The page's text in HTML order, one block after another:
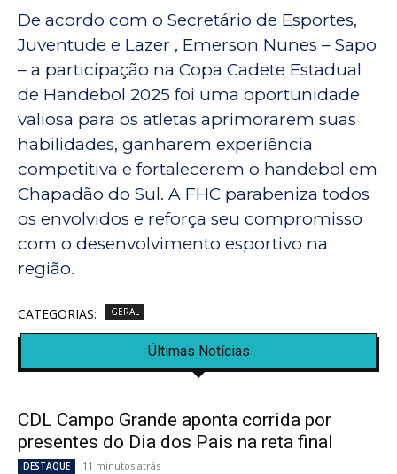
De acordo com o Secretário de Esportes,
Juventude e Lazer , Emerson Nunes – Sapo
– a participação na Copa Cadete Estadual
de Handebol 2025 foi uma oportunidade
valiosa para os atletas aprimorarem suas
habilidades, ganharem experiência
competitiva e fortalecerem o handebol em
Chapadão do Sul. A FHC parabeniza todos
os envolvidos e reforça seu compromisso
com o desenvolvimento esportivo na
região.
CATEGORIAS: GERAL
Últimas Notícias
CDL Campo Grande aponta corrida por
presentes do Dia dos Pais na reta final
DESTAQUE 11 minutos atrás